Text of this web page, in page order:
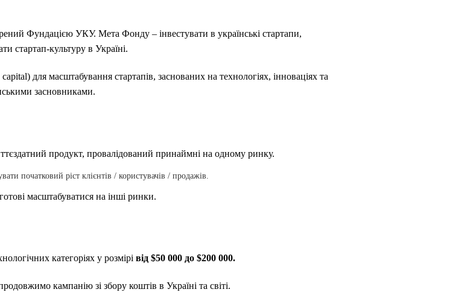
Фундацією УКУ. Мета Фонду – інвестувати в українські стартапи,
стартап-культуру в Україні.
для масштабування стартапів, заснованих на технологіях, інноваціях та
засновниками.
продукт, провалідований принаймні на одному ринку.
початковий ріст клієнтів / користувачів / продажів.
масштабуватися на інші ринки.
категоріях у розмірі від $50 000 до $200 000.
кампанію зі збору коштів в Україні та світі.